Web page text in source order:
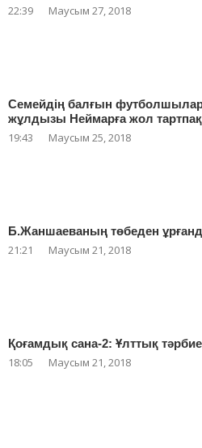
22:39 Маусым 27, 2018
Семейдің балғын
жұлдызы Неймарға жол тартпақ
19:43 Маусым 25, 2018
Б.Жаншаеваның төбеден
21:21 Маусым 21, 2018
Қоғамдық сана-2: Ұлттық
18:05 Маусым 21, 2018